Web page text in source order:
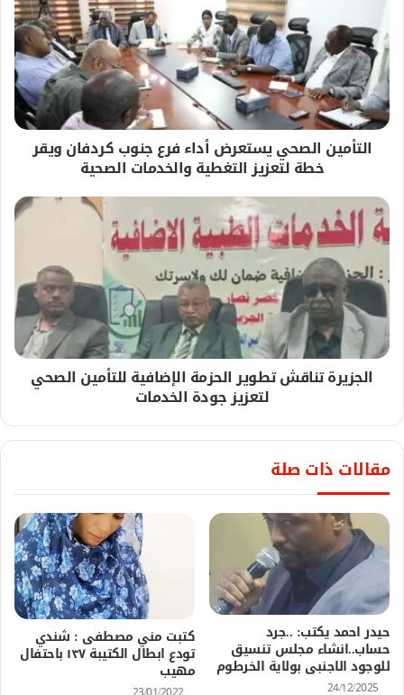
التأمين الصحي يستعرض أداء فرع جنوب كردفان ويقر
خطة لتعزيز التغطية والخدمات الصحية
الجزيرة تناقش تطوير الحزمة الإضافية للتأمين الصحي
لتعزيز جودة الخدمات
مقالات ذات صلة
حيدر احمد يكتب: ..جرد
حساب..انشاء مجلس تنسيق
للوجود الاجنبى بولاية الخرطوم
24/12/2025
كتبت مني مصطفى : شندي
تودع ابطال الكتيبة ١٣٧ باحتفال
مهيب